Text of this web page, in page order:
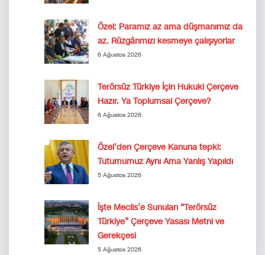
Özel: Paramız az ama düşmanımız da
az. Rüzgârımızı kesmeye çalışıyorlar
6 Ağustos 2026
Terörsüz Türkiye İçin Hukuki Çerçeve
Hazır. Ya Toplumsal Çerçeve?
6 Ağustos 2026
Özel’den Çerçeve Kanuna tepki:
Tutumumuz Aynı Ama Yanlış Yapıldı
5 Ağustos 2026
İşte Meclis’e Sunulan “Terörsüz
Türkiye” Çerçeve Yasası Metni ve
Gerekçesi
5 Ağustos 2026